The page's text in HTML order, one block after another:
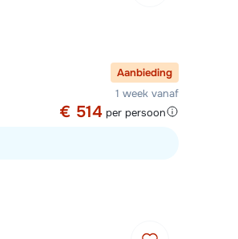
Aanbieding
1 week vanaf
€ 514 per persoon